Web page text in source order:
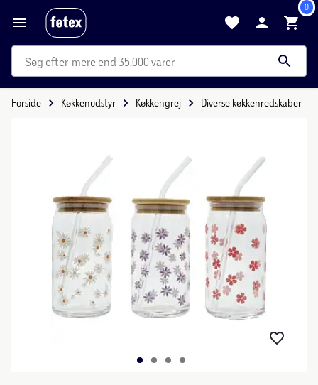
0
mere end 35.000 varer
Forside Køkkenudstyr Køkkengrej Diverse køkkenredskaber